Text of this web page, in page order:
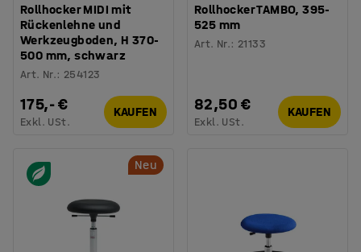
Rollhocker MIDI mit
Rückenlehne und
Werkzeugboden, H 370-
500 mm, schwarz
Art. Nr.: 254123
175,- €
Exkl. USt.
KAUFEN
Rollhocker TAMBO, 395-
525 mm
Art. Nr.: 21133
82,50 €
Exkl. USt.
KAUFEN
Neu